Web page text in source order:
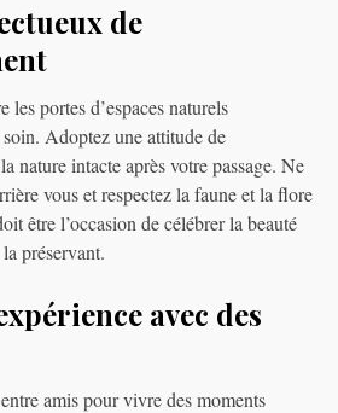
de
portes d’espaces naturels
Adoptez une attitude de
nature intacte après votre passage. Ne
vous et respectez la faune et la flore
être l’occasion de célébrer la beauté
préservant.
avec des
amis pour vivre des moments